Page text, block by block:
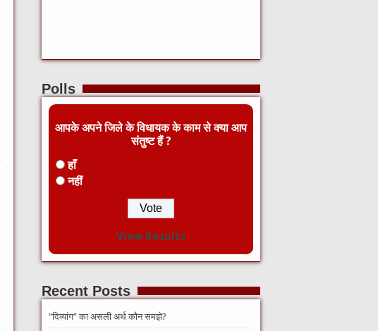
Polls
आपके अपने जिले के विधायक के काम से क्या आप
संतुष्ट हैं ?
हाँ
नहीं
View Results
Recent Posts
“दिव्यांग” का असली अर्थ कौन समझे?